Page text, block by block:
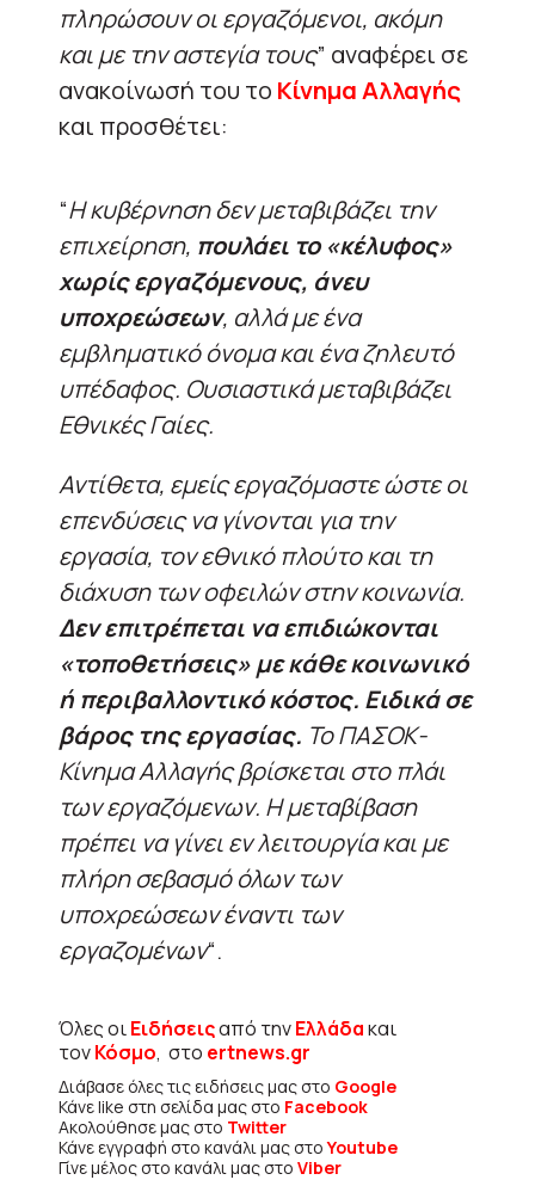
πληρώσουν οι εργαζόμενοι, ακόμη
και με την αστεγία τους” αναφέρει σε
ανακοίνωσή του το Κίνημα Αλλαγής
και προσθέτει:
“Η κυβέρνηση δεν μεταβιβάζει την
επιχείρηση, πουλάει το «κέλυφος»
χωρίς εργαζόμενους, άνευ
υποχρεώσεων, αλλά με ένα
εμβληματικό όνομα και ένα ζηλευτό
υπέδαφος. Ουσιαστικά μεταβιβάζει
Εθνικές Γαίες.
Αντίθετα, εμείς εργαζόμαστε ώστε οι
επενδύσεις να γίνονται για την
εργασία, τον εθνικό πλούτο και τη
διάχυση των οφειλών στην κοινωνία.
Δεν επιτρέπεται να επιδιώκονται
«τοποθετήσεις» με κάθε κοινωνικό
ή περιβαλλοντικό κόστος. Ειδικά σε
βάρος της εργασίας. Το ΠΑΣΟΚ-
Κίνημα Αλλαγής βρίσκεται στο πλάι
των εργαζόμενων. Η μεταβίβαση
πρέπει να γίνει εν λειτουργία και με
πλήρη σεβασμό όλων των
υποχρεώσεων έναντι των
εργαζομένων“.
Όλες οιΕιδήσειςαπό τηνΕλλάδακαι
τονΚόσμο, στο ertnews.gr
Διάβασε όλες τις ειδήσεις μας στο Google
Κάνε like στη σελίδα μας στο Facebook
Ακολούθησε μας στο Twitter
Κάνε εγγραφή στο κανάλι μας στοYoutube
Γίνε μέλος στο κανάλι μας στο Viber